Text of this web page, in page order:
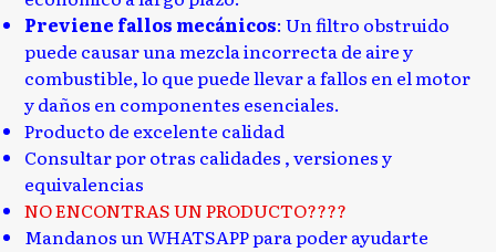
Previene fallos mecánicos: Un filtro obstruido
puede causar una mezcla incorrecta de aire y
combustible, lo que puede llevar a fallos en el motor
y daños en componentes esenciales.
Producto de excelente calidad
Consultar por otras calidades , versiones y
equivalencias
NO ENCONTRAS UN PRODUCTO????
Mandanos un WHATSAPP para poder ayudarte